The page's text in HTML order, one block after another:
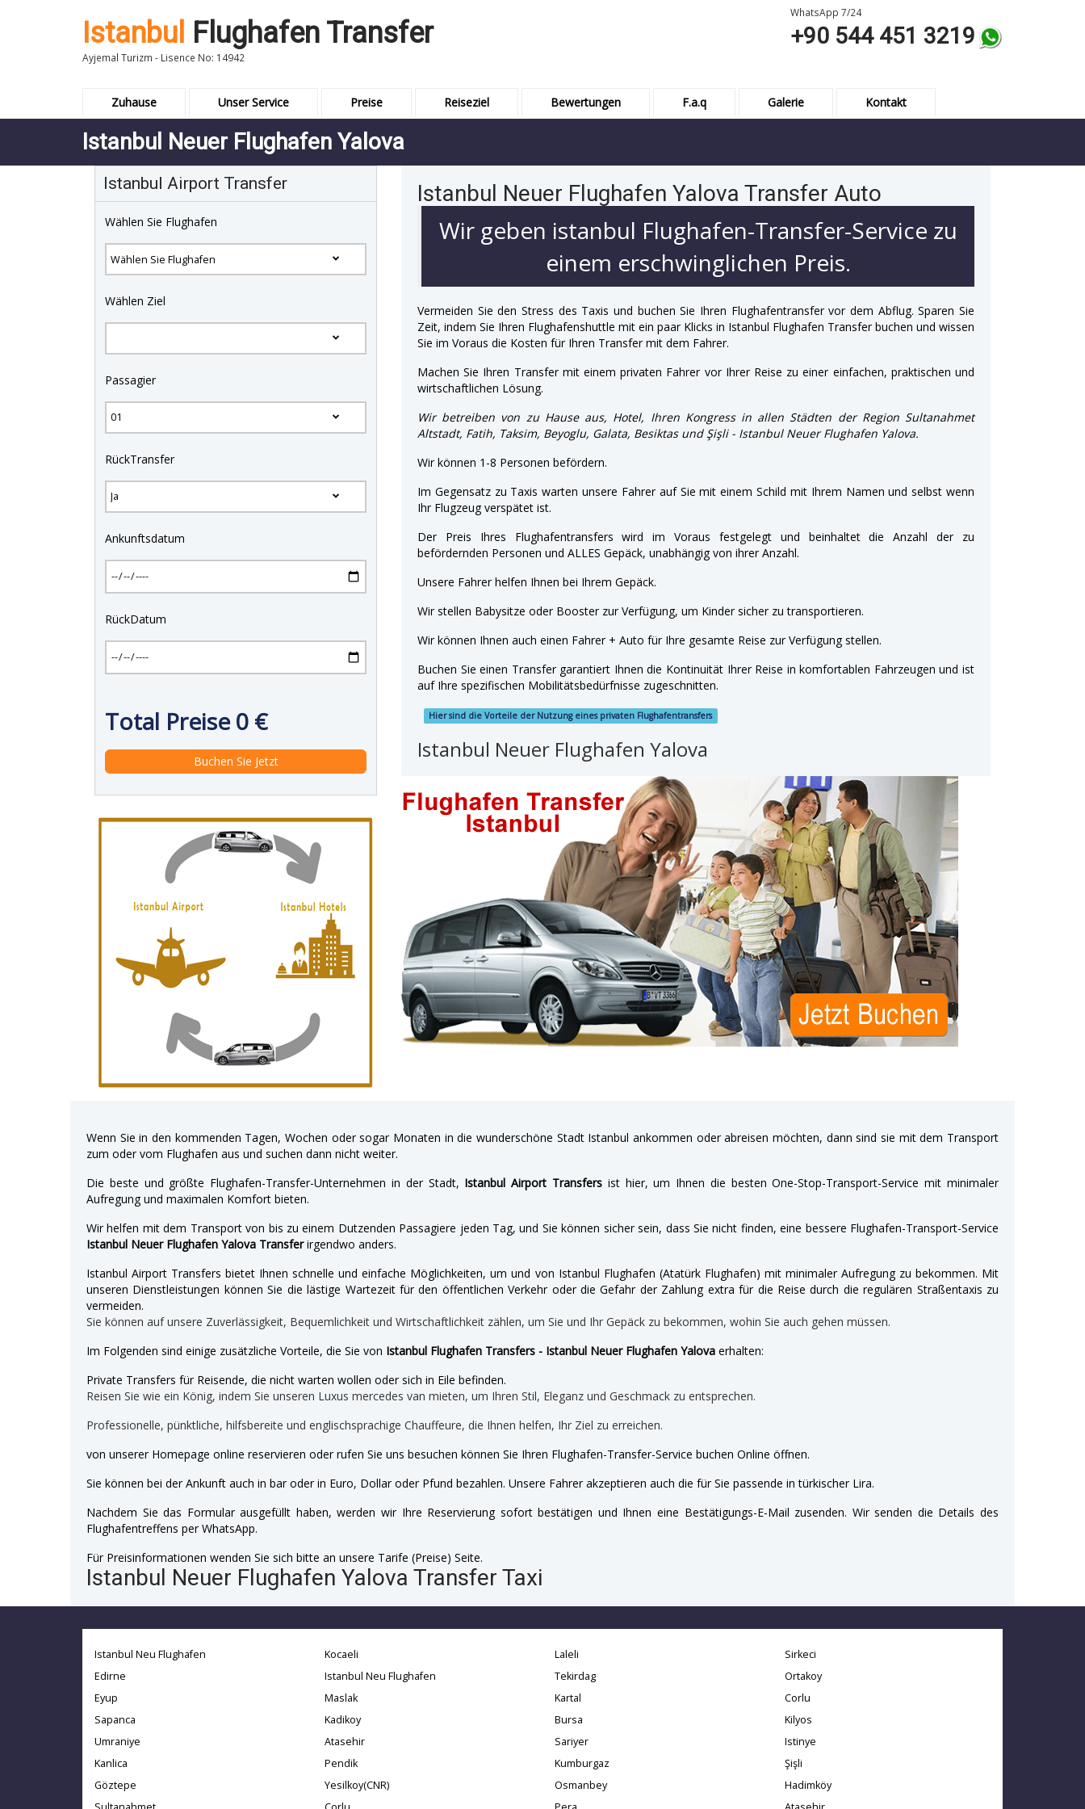
Istanbul Flughafen Transfer
Ayjemal Turizm - Lisence No: 14942
WhatsApp 7/24
+90 544 451 3219
Zuhause Unser Service Preise Reiseziel Bewertungen F.a.q Galerie Kontakt
Istanbul Neuer Flughafen Yalova
Istanbul Airport Transfer
Wählen Sie Flughafen
Wählen Ziel
Passagier
RückTransfer
Ankunftsdatum
RückDatum
Total Preise0 €
Istanbul Neuer Flughafen Yalova Transfer Auto
Wir geben istanbul Flughafen-Transfer-Service zu
einem erschwinglichen Preis.
Vermeiden Sie den Stress des Taxis und buchen Sie Ihren Flughafentransfer vor dem Abflug. Sparen Sie
Zeit, indem Sie Ihren Flughafenshuttle mit ein paar Klicks in Istanbul Flughafen Transfer buchen und wissen
Sie im Voraus die Kosten für Ihren Transfer mit dem Fahrer.
Machen Sie Ihren Transfer mit einem privaten Fahrer vor Ihrer Reise zu einer einfachen, praktischen und
wirtschaftlichen Lösung.
Wir betreiben von zu Hause aus, Hotel, Ihren Kongress in allen Städten der Region Sultanahmet
Altstadt, Fatih, Taksim, Beyoglu, Galata, Besiktas und Şişli - Istanbul Neuer Flughafen Yalova.
Wir können 1-8 Personen befördern.
Im Gegensatz zu Taxis warten unsere Fahrer auf Sie mit einem Schild mit Ihrem Namen und selbst wenn
Ihr Flugzeug verspätet ist.
Der Preis Ihres Flughafentransfers wird im Voraus festgelegt und beinhaltet die Anzahl der zu
befördernden Personen und ALLES Gepäck, unabhängig von ihrer Anzahl.
Unsere Fahrer helfen Ihnen bei Ihrem Gepäck.
Wir stellen Babysitze oder Booster zur Verfügung, um Kinder sicher zu transportieren.
Wir können Ihnen auch einen Fahrer + Auto für Ihre gesamte Reise zur Verfügung stellen.
Buchen Sie einen Transfer garantiert Ihnen die Kontinuität Ihrer Reise in komfortablen Fahrzeugen und ist
auf Ihre spezifischen Mobilitätsbedürfnisse zugeschnitten.
Hier sind die Vorteile der Nutzung eines privaten Flughafentransfers
Istanbul Neuer Flughafen Yalova
Wenn Sie in den kommenden Tagen, Wochen oder sogar Monaten in die wunderschöne Stadt Istanbul ankommen oder abreisen möchten, dann sind sie mit dem Transport
zum oder vom Flughafen aus und suchen dann nicht weiter.
Die beste und größte Flughafen-Transfer-Unternehmen in der Stadt, Istanbul Airport Transfersist hier, um Ihnen die besten One-Stop-Transport-Service mit minimaler
Aufregung und maximalen Komfort bieten.
Wir helfen mit dem Transport von bis zu einem Dutzenden Passagiere jeden Tag, und Sie können sicher sein, dass Sie nicht finden, eine bessere Flughafen-Transport-Service
Istanbul Neuer Flughafen Yalova Transferirgendwo anders.
Istanbul Airport Transfers bietet Ihnen schnelle und einfache Möglichkeiten, um und von Istanbul Flughafen (Atatürk Flughafen) mit minimaler Aufregung zu bekommen. Mit
unseren Dienstleistungen können Sie die lästige Wartezeit für den öffentlichen Verkehr oder die Gefahr der Zahlung extra für die Reise durch die regulären Straßentaxis zu
vermeiden.
Sie können auf unsere Zuverlässigkeit, Bequemlichkeit und Wirtschaftlichkeit zählen, um Sie und Ihr Gepäck zu bekommen, wohin Sie auch gehen müssen.
Im Folgenden sind einige zusätzliche Vorteile, die Sie von Istanbul Flughafen Transfers - Istanbul Neuer Flughafen Yalova erhalten:
Private Transfers für Reisende, die nicht warten wollen oder sich in Eile befinden.
Reisen Sie wie ein König, indem Sie unseren Luxus mercedes van mieten, um Ihren Stil, Eleganz und Geschmack zu entsprechen.
Professionelle, pünktliche, hilfsbereite und englischsprachige Chauffeure, die Ihnen helfen, Ihr Ziel zu erreichen.
von unserer Homepage online reservieren oder rufen Sie uns besuchen können Sie Ihren Flughafen-Transfer-Service buchen Online öffnen.
Sie können bei der Ankunft auch in bar oder in Euro, Dollar oder Pfund bezahlen. Unsere Fahrer akzeptieren auch die für Sie passende in türkischer Lira.
Nachdem Sie das Formular ausgefüllt haben, werden wir Ihre Reservierung sofort bestätigen und Ihnen eine Bestätigungs-E-Mail zusenden. Wir senden die Details des
Flughafentreffens per WhatsApp.
Für Preisinformationen wenden Sie sich bitte an unsere Tarife (Preise) Seite.
Istanbul Neuer Flughafen Yalova Transfer Taxi
Istanbul Neu Flughafen
Edirne
Eyup
Sapanca
Umraniye
Kanlica
Göztepe
Kocaeli
Istanbul Neu Flughafen
Maslak
Kadikoy
Atasehir
Pendik
Yesilkoy(CNR)
Laleli
Tekirdag
Kartal
Bursa
Sariyer
Kumburgaz
Osmanbey
Sirkeci
Ortakoy
Corlu
Kilyos
Istinye
Şişli
Hadimköy